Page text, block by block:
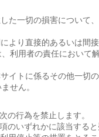
た一切の損害について
より直接的あるいは間
利用者の責任において
イトに係るその他一切
せん。
の行為を禁止します。
のいずれかに該当する